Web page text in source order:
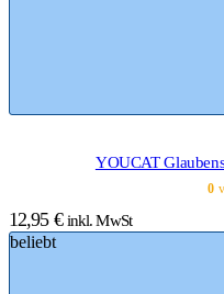
YOUCAT
0
12,95 € inkl. MwSt
beliebt